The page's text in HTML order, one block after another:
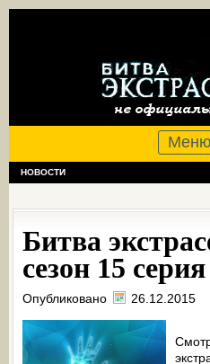
Меню
НОВОСТИ
Битва
сезон 15
Опубликовано 26.12.2015